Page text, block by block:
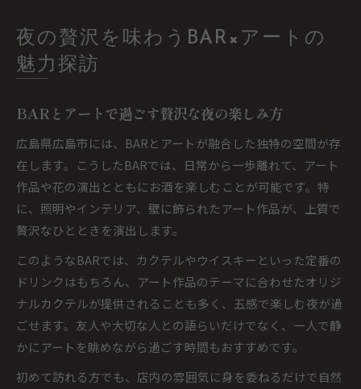
夜の贅沢を味わうBAR×アートの
魅力探訪
BARとアートで過ごす贅沢な夜の楽しみ方
広島県広島市には、BARとアートが融合した独特の空間が存
在します。こうしたBARでは、日常から一歩離れて、アート
作品や花の演出とともにお酒を楽しむことが可能です。特
に、照明やインテリア、壁に飾られたアート作品が、上質で
贅沢なひとときを演出します。
このようなBARでは、カクテルやウイスキーといった定番の
ドリンクはもちろん、アート作品のテーマに合わせたオリジ
ナルカクテルが提供されることも多く、五感で楽しむ夜が過
ごせます。友人や大切な人との語らいだけでなく、一人で静
かにアートを眺めながら過ごす時間もおすすめです。
初めて訪れる方でも、店内の雰囲気に身を委ねるだけで自然